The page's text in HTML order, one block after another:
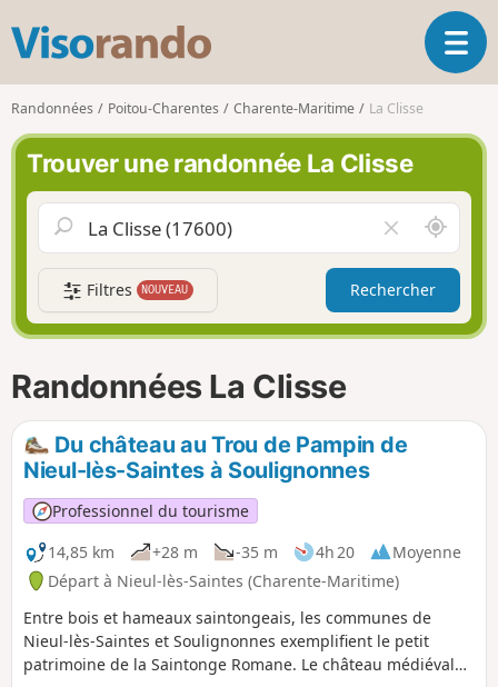
s
o
r
n
d
o
O
u
l
a
i
g
o
Randonnées Poitou-Charentes Charente-Maritime La Clisse
Trouver une randonnée La Clisse
i
d
e
r
l
a
m
A
u
t
u
r
Filtres NOUVEAU Rechercher
Randonnées La Clisse
Du château au Trou de Pampin de
Nieul-lès-Saintes à Soulignonnes
Professionnel du tourisme
14,85 km
+28 m -35 m 4h 20
Moyenne
Départ à Nieul-lès-Saintes (Charente-Maritime)
Entre bois et hameaux saintongeais, les communes de
Nieul-lès-Saintes et Soulignonnes exemplifient le petit
patrimoine de la Saintonge Romane. Le château médiéval